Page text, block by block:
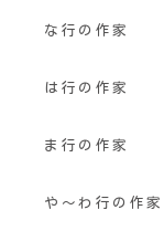
な行の作家
は行の作家
ま行の作家
や〜わ行の作家